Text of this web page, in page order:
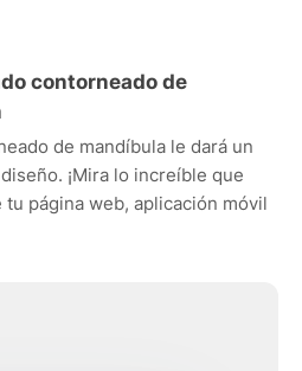
contorneado de
de mandíbula le dará un
¡Mira lo increíble que
página web, aplicación móvil